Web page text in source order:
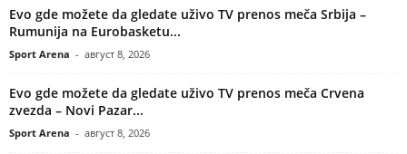
Evo gde možete da gledate uživo TV prenos meča Srbija –
Rumunija na Eurobasketu...
Sport Arena - август 8, 2026
Evo gde možete da gledate uživo TV prenos meča Crvena
zvezda – Novi Pazar...
Sport Arena - август 8, 2026